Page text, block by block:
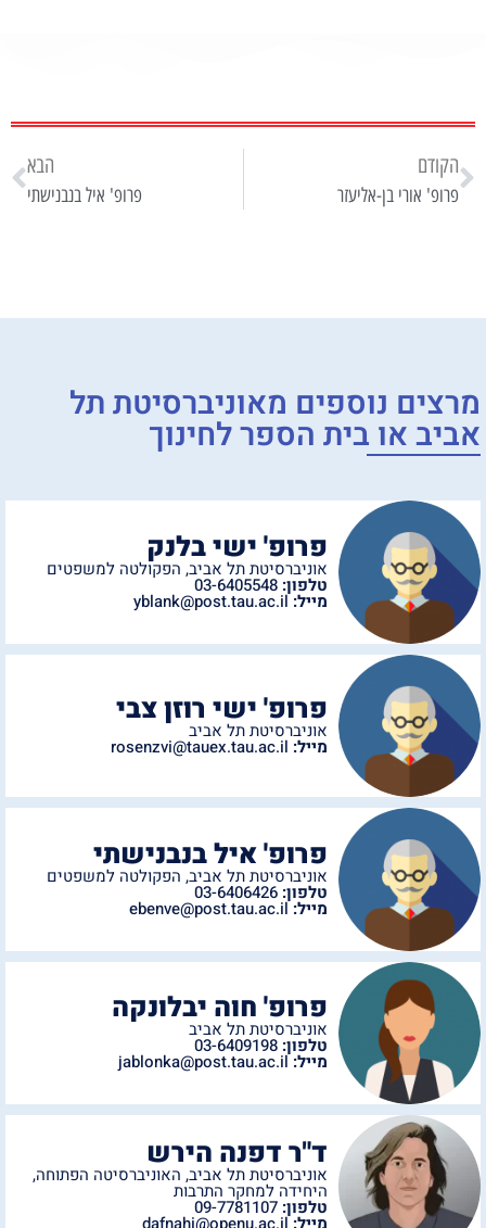
הקודם
פרופ' אורי בן-אליעזר
הבא
פרופ' איל בנבנישתי
מרצים נוספים מאוניברסיטת תל
אביבאו בית הספר לחינוך
פרופ' ישי בלנק
אוניברסיטת תל אביב, הפקולטה למשפטים
טלפון: 03-6405548
מייל:yblank@post.tau.ac.il
פרופ' ישי רוזן צבי
אוניברסיטת תל אביב
מייל: rosenzvi@tauex.tau.ac.il
פרופ' איל בנבנישתי
אוניברסיטת תל אביב, הפקולטה למשפטים
טלפון: 03-6406426
מייל:ebenve@post.tau.ac.il
פרופ' חוה יבלונקה
אוניברסיטת תל אביב
טלפון: 03-6409198
מייל:jablonka@post.tau.ac.il
ד"ר דפנה הירש
אוניברסיטת תל אביב, האוניברסיטה הפתוחה,
היחידה למחקר התרבות
טלפון: 09-7781107